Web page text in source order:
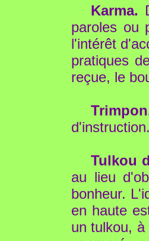
Karma.
paroles ou
l'intérêt
pratiques
reçue, le
d'instruction.
Tulkou
au lieu
bonheur.
en haute
un tulkou,